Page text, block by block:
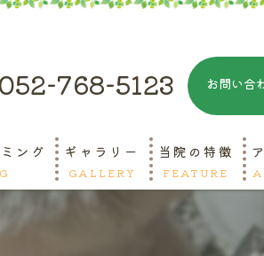
052-768-5123 お問い合
ング ギャラリー
GALLERY
当院の特徴
FEATURE
ペットホテル